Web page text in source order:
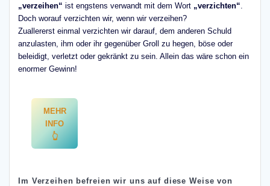
„verzeihen“ ist engstens verwandt mit dem Wort „verzichten“
Doch worauf verzichten wir, wenn wir verzeihen?
Zuallererst einmal verzichten wir darauf, dem anderen Schuld
anzulasten, ihm oder ihr gegenüber Groll zu hegen, böse oder
beleidigt, verletzt oder gekränkt zu sein. Allein das wäre schon ein
enormer Gewinn!
MEHR
INFO
👆
Im Verzeihen befreien wir uns auf diese Weise von